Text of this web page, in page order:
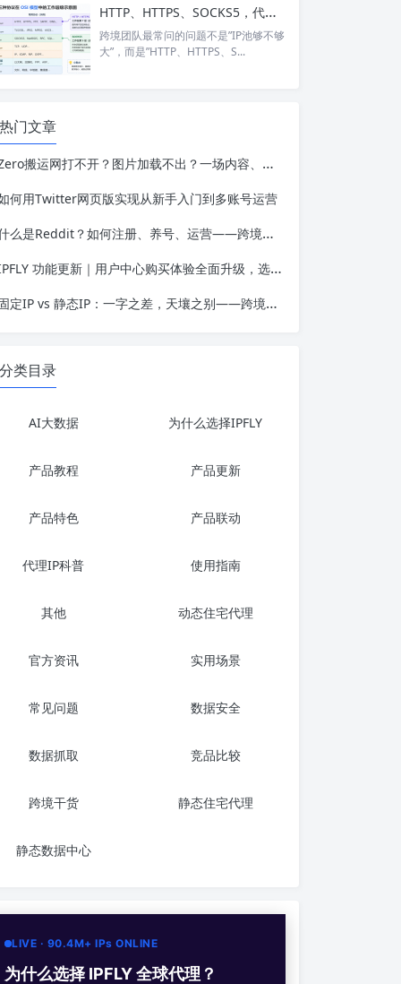
HTTP、HTTPS、SOCKS5，代理IP的三种协议到底怎么选？
跨境团队最常问的问题不是”IP池够不够
大”，而是”HTTP、HTTPS、S...
热门文章
搬运网打不开？图片加载不出？一场内容、用户与网络可用性的三角博弈
何用Twitter网页版实现从新手入门到多账号运营
么是Reddit？如何注册、养号、运营——跨境人必备的社区平台认知框架
功能更新｜用户中心购买体验全面升级，选购代理IP更高效、更便捷
定IP vs 静态IP：一字之差，天壤之别——跨境业务选错IP类型的代价有多高？
分类目录
AI大数据 为什么选择IPFLY
产品教程 产品更新
产品特色 产品联动
代理IP科普 使用指南
其他 动态住宅代理
官方资讯 实用场景
常见问题 数据安全
数据抓取 竞品比较
跨境干货 静态住宅代理
静态数据中心
LIVE · 90.4M+ IPs ONLINE
为什么选择 IPFLY 全球代理？